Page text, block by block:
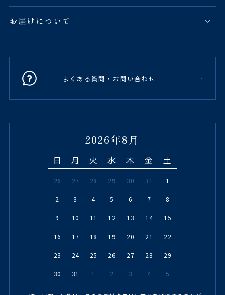
お届けについて
よくある質問・お問い合わせ
2026年8月
日 月 火 水 木 金 土
26 27 28 29 30 31 1
2 3 4 5 6 7 8
9 10 11 12 13 14 15
16 17 18 19 20 21 22
23 24 25 26 27 28 29
30 31 1 2 3 4 5